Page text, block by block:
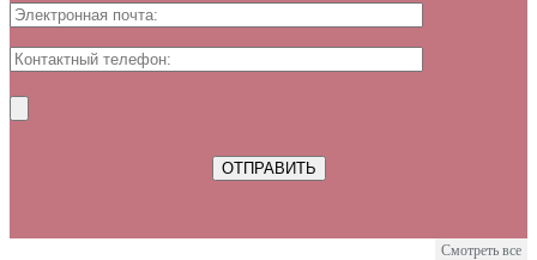
Смотреть все